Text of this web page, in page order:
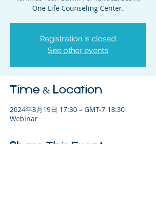
One Life Counseling Center.
Registration is closed
See other events
Time & Location
2024年3月19日 17:30 – GMT-7 18:30
Webinar
Share This Event